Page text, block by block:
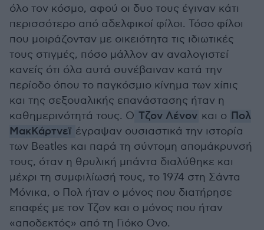
όλο τον κόσμο, αφού οι δυο τους έγιναν κάτι
περισσότερο από αδελφικοί φίλοι. Τόσο φίλοι
που μοιράζονταν με οικειότητα τις ιδιωτικές
τους στιγμές, πόσο μάλλον αν αναλογιστεί
κανείς ότι όλα αυτά συνέβαιναν κατά την
περίοδο όπου το παγκόσμιο κίνημα των χίπις
και της σεξουαλικής επανάστασης ήταν η
καθημερινότητά τους. Ο Τζον Λένον και ο Πολ
ΜακΚάρτνεϊ έγραψαν ουσιαστικά την ιστορία
των Beatles και παρά τη σύντομη απομάκρυνσή
τους, όταν η θρυλική μπάντα διαλύθηκε και
μέχρι τη συμφιλίωσή τους, το 1974 στη Σάντα
Μόνικα, ο Πολ ήταν ο μόνος που διατήρησε
επαφές με τον Τζον και ο μόνος που ήταν
«αποδεκτός» από τη Γιόκο Ονο.